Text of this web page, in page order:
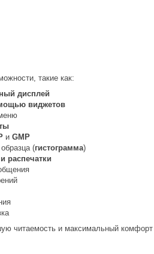
такие как:
дисплей
виджетов
и GMP
(гистограмма)
распечатки
читаемость и максимальный комфорт